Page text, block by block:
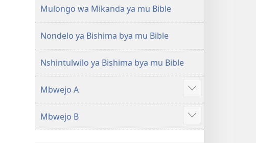
(Mulupulwe
mu
2018)
Ntanda
Mipya
(Mulupulwe
Mulongo wa Mikanda ya mu Bible
Nondelo ya Bishima bya mu Bible
Nshintulwilo ya Bishima bya mu Bible
Mbwejo A
Show
more
Mbwejo B
Show
more